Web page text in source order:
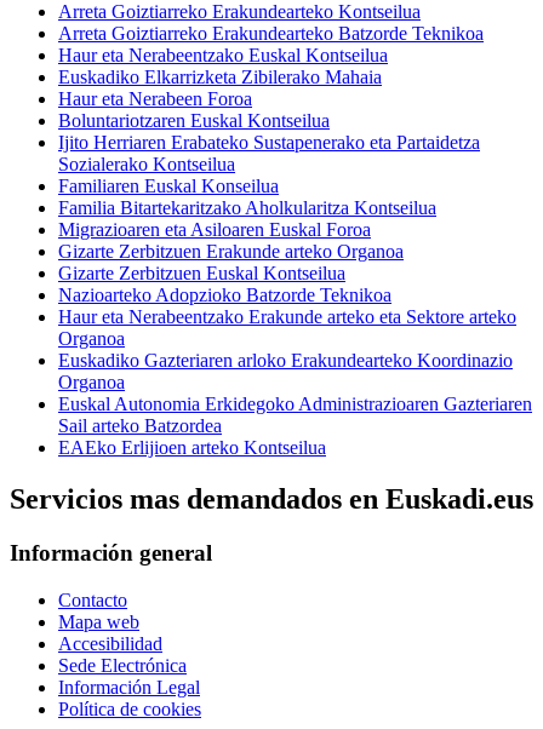
Arreta Goiztiarreko Erakundearteko Kontseilua
Arreta Goiztiarreko Erakundearteko Batzorde Teknikoa
Haur eta Nerabeentzako Euskal Kontseilua
Euskadiko Elkarrizketa Zibilerako Mahaia
Haur eta Nerabeen Foroa
Boluntariotzaren Euskal Kontseilua
Ijito Herriaren Erabateko Sustapenerako eta Partaidetza
Sozialerako Kontseilua
Familiaren Euskal Konseilua
Familia Bitartekaritzako Aholkularitza Kontseilua
Migrazioaren eta Asiloaren Euskal Foroa
Gizarte Zerbitzuen Erakunde arteko Organoa
Gizarte Zerbitzuen Euskal Kontseilua
Nazioarteko Adopzioko Batzorde Teknikoa
Haur eta Nerabeentzako Erakunde arteko eta Sektore arteko
Organoa
Euskadiko Gazteriaren arloko Erakundearteko Koordinazio
Organoa
Euskal Autonomia Erkidegoko Administrazioaren Gazteriaren
Sail arteko Batzordea
EAEko Erlijioen arteko Kontseilua
Servicios mas demandados en Euskadi.eus
Información general
Contacto
Mapa web
Accesibilidad
Sede Electrónica
Información Legal
Política de cookies